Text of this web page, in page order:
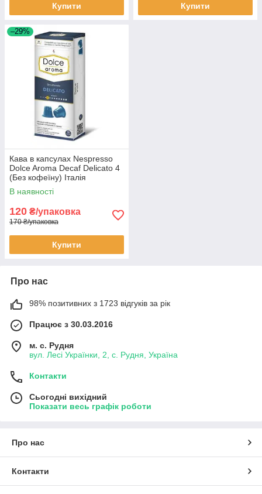
Купити Купити
–29%
Кава в капсулах Nespresso
Dolce Aroma Decaf Delicato 4
(Без кофеїну) Італія
Неспресо
В наявності
120 ₴/упаковка
170 ₴/упаковка
Купити
Про нас
98% позитивних з 1723 відгуків за рік
Працює з 30.03.2016
м. с. Рудня
вул. Лесі Українки, 2, с. Рудня, Україна
Контакти
Сьогодні вихідний
Показати весь графік роботи
Про нас
Контакти